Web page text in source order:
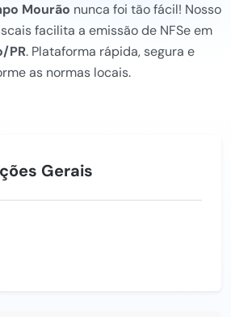
Mourão nunca foi tão fácil! Nosso
facilita a emissão de NFSe em
PR. Plataforma rápida, segura e
as normas locais.
Gerais